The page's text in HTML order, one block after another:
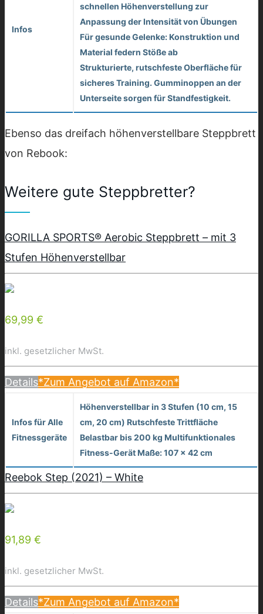
Infos
schnellen Höhenverstellung zur
Anpassung der Intensität von Übungen
Für gesunde Gelenke: Konstruktion und
Material federn Stöße ab
Strukturierte, rutschfeste Oberfläche für
sicheres Training. Gumminoppen an der
Unterseite sorgen für Standfestigkeit.
Ebenso das dreifach höhenverstellbare Steppbrett
von Rebook:
Weitere gute Steppbretter?
GORILLA SPORTS® Aerobic Steppbrett – mit 3
Stufen Höhenverstellbar
69,99 €
inkl. gesetzlicher MwSt.
Details*Zum Angebot auf Amazon*
Infos für Alle
Fitnessgeräte
Höhenverstellbar in 3 Stufen (10 cm, 15
cm, 20 cm) Rutschfeste Trittfläche
Belastbar bis 200 kg Multifunktionales
Fitness-Gerät Maße: 107 x 42 cm
Reebok Step (2021) – White
91,89 €
inkl. gesetzlicher MwSt.
Details*Zum Angebot auf Amazon*